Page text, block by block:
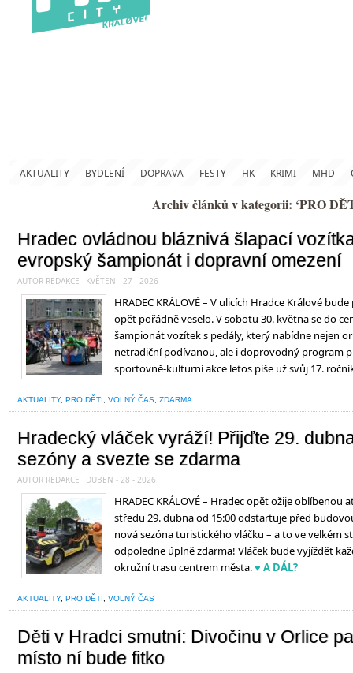
AKTUALITY BYDLENÍ DOPRAVA FESTY HK KRIMI MHD
Archiv článků v kategorii: ‘PRO
Hradec ovládnou bláznivá šlapací
evropský šampionát i dopravní omezení
AUTOR REDAKCE KVĚTEN - 27 - 2026
HRADEC KRÁLOVÉ – V ulicích Hradce Králové
opět pořádně veselo. V sobotu 30. května se do
šampionát vozítek s pedály, který nabídne nejen
netradiční podívanou, ale i doprovodný program
sportovně-kulturní akce letos píše už svůj 17.
AKTUALITY, PRO DĚTI VOLNÝ ČAS ZDARMA
Hradecký vláček vyráží! Přijďte 29.
sezóny a svezte se zdarma
AUTOR REDAKCE DUBEN - 28 - 2026
HRADEC KRÁLOVÉ – Hradec opět ožije oblíbenou
středu 29. dubna od 15:00 odstartuje před
nová sezóna turistického vláčku – a to ve velkém
odpoledne úplně zdarma! Vláček bude vyjíždět
okružní trasu centrem města.♥ A DÁL?
AKTUALITY, PRO DĚTI VOLNÝ ČAS
Děti v Hradci smutní: Divočinu v Orlice
místo ní bude fitko